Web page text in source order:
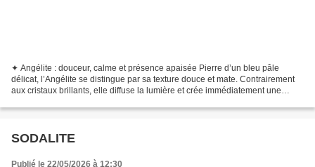
✦ Angélite : douceur, calme et présence apaisée Pierre d’un bleu pâle
délicat, l’Angélite se distingue par sa texture douce et mate. Contrairement
aux cristaux brillants, elle diffuse la lumière et crée immédiatement une
SODALITE
Publié le 22/05/2026 à 12:30